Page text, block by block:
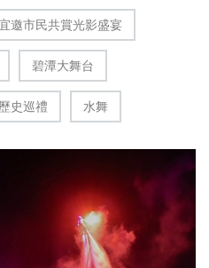
邀市民共賞光影盛宴
碧潭大舞台
史巡禮 水舞